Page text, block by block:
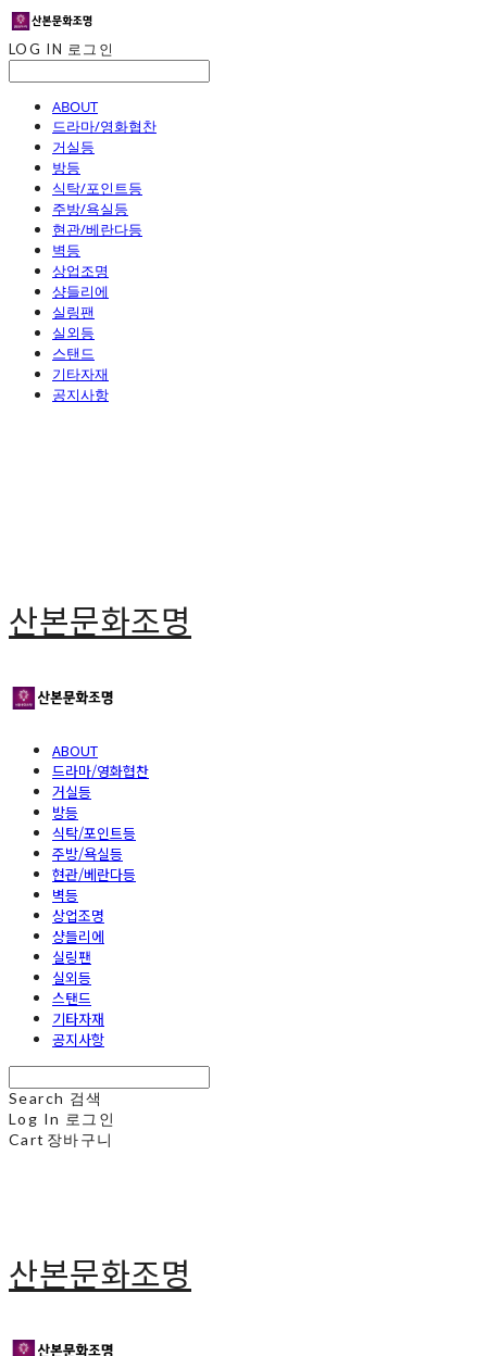
LOG IN 로그인
ABOUT
드라마/영화협찬
거실등
방등
식탁/포인트등
주방/욕실등
현관/베란다등
벽등
상업조명
샹들리에
실링팬
실외등
스탠드
기타자재
공지사항
산본문화조명
ABOUT
드라마/영화협찬
거실등
방등
식탁/포인트등
주방/욕실등
현관/베란다등
벽등
상업조명
샹들리에
실링팬
실외등
스탠드
기타자재
공지사항
Search 검색
Log In 로그인
Cart 장바구니
산본문화조명